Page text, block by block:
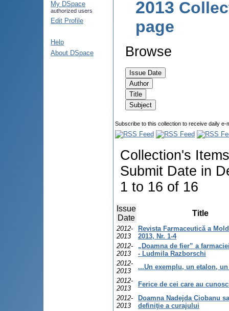
My DSpace
authorized users
Edit Profile
Help
About DSpace
2013
page
Browse
Subscribe to this collection to receive daily
Collection's
Submit Date in
1 to 16 of 16
Issue
Date
Title
2012-
2013
Revista Farmaceutică a
2013, Nr. 1-4
2012-
2013
„Doamna de fier” a
- Ludmila Razborschi
2012-
2013
...Un exemplu, un etalon,
2012-
2013
Ferice de cei care au
2012-
2013
Doamna Nadejda Ciobanu
definiţie a curajului